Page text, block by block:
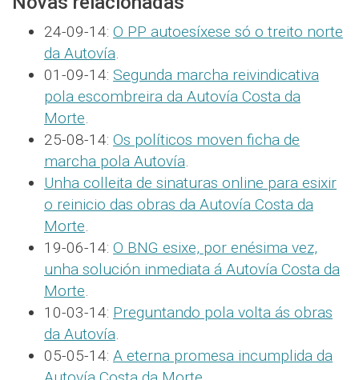
24-09-14: O PP autoesíxese só o treito norte
da Autovía.
01-09-14: Segunda marcha reivindicativa
pola escombreira da Autovía Costa da
Morte.
25-08-14: Os políticos moven ficha de
marcha pola Autovía.
Unha colleita de sinaturas online para esixir
o reinicio das obras da Autovía Costa da
Morte.
19-06-14: O BNG esixe, por enésima vez,
unha solución inmediata á Autovía Costa da
Morte.
10-03-14: Preguntando pola volta ás obras
da Autovía.
05-05-14: A eterna promesa incumplida da